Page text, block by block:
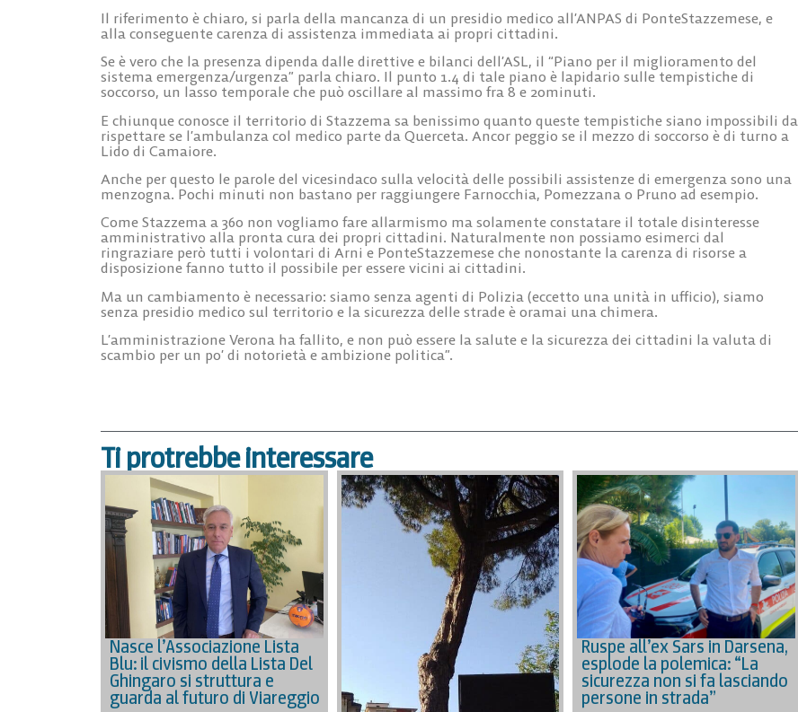
Il riferimento è chiaro, si parla della mancanza di un presidio medico all’ANPAS di PonteStazzemese, e
alla conseguente carenza di assistenza immediata ai propri cittadini.
Se è vero che la presenza dipenda dalle direttive e bilanci dell’ASL, il “Piano per il miglioramento del
sistema emergenza/urgenza” parla chiaro. Il punto 1.4 di tale piano è lapidario sulle tempistiche di
soccorso, un lasso temporale che può oscillare al massimo fra 8 e 20minuti.
E chiunque conosce il territorio di Stazzema sa benissimo quanto queste tempistiche siano impossibili da
rispettare se l’ambulanza col medico parte da Querceta. Ancor peggio se il mezzo di soccorso è di turno a
Lido di Camaiore.
Anche per questo le parole del vicesindaco sulla velocità delle possibili assistenze di emergenza sono una
menzogna. Pochi minuti non bastano per raggiungere Farnocchia, Pomezzana o Pruno ad esempio.
Come Stazzema a 360 non vogliamo fare allarmismo ma solamente constatare il totale disinteresse
amministrativo alla pronta cura dei propri cittadini. Naturalmente non possiamo esimerci dal
ringraziare però tutti i volontari di Arni e PonteStazzemese che nonostante la carenza di risorse a
disposizione fanno tutto il possibile per essere vicini ai cittadini.
Ma un cambiamento è necessario: siamo senza agenti di Polizia (eccetto una unità in ufficio), siamo
senza presidio medico sul territorio e la sicurezza delle strade è oramai una chimera.
L’amministrazione Verona ha fallito, e non può essere la salute e la sicurezza dei cittadini la valuta di
scambio per un po’ di notorietà e ambizione politica”.
Ti protrebbe interessare
Nasce l’Associazione Lista
Blu: il civismo della Lista Del
Ghingaro si struttura e
guarda al futuro di Viareggio
Ruspe all’ex Sars in Darsena,
esplode la polemica: “La
sicurezza non si fa lasciando
persone in strada”